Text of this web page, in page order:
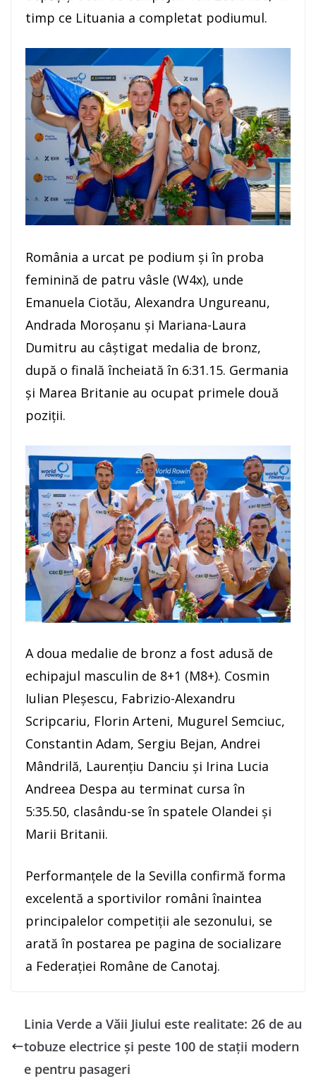
timp ce Lituania a completat podiumul.
România a urcat pe podium și în proba
feminină de patru vâsle (W4x), unde
Emanuela Ciotău, Alexandra Ungureanu,
Andrada Moroșanu și Mariana-Laura
Dumitru au câștigat medalia de bronz,
după o finală încheiată în 6:31.15. Germania
și Marea Britanie au ocupat primele două
poziții.
A doua medalie de bronz a fost adusă de
echipajul masculin de 8+1 (M8+). Cosmin
Iulian Pleșescu, Fabrizio-Alexandru
Scripcariu, Florin Arteni, Mugurel Semciuc,
Constantin Adam, Sergiu Bejan, Andrei
Mândrilă, Laurențiu Danciu și Irina Lucia
Andreea Despa au terminat cursa în
5:35.50, clasându-se în spatele Olandei și
Marii Britanii.
Performanțele de la Sevilla confirmă forma
excelentă a sportivilor români înaintea
principalelor competiții ale sezonului, se
arată în postarea pe pagina de socializare
a Federației Române de Canotaj.
Linia Verde a Văii Jiului este realitate: 26 de au
tobuze electrice și peste 100 de stații modern
e pentru pasageri